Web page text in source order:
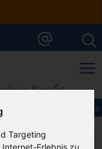
Targeting
Erlebnis zu
Spezialist
Datenschutz